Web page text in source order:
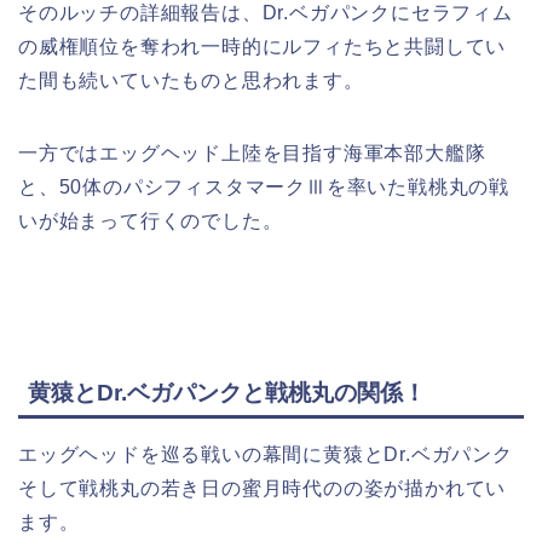
そのルッチの詳細報告は、Dr.ベガパンクにセラフィム
の威権順位を奪われ一時的にルフィたちと共闘してい
た間も続いていたものと思われます。
一方ではエッグヘッド上陸を目指す海軍本部大艦隊
と、50体のパシフィスタマークⅢを率いた戦桃丸の戦
いが始まって行くのでした。
黄猿とDr.ベガパンクと戦桃丸の関係！
エッグヘッドを巡る戦いの幕間に黄猿とDr.ベガパンク
そして戦桃丸の若き日の蜜月時代のの姿が描かれてい
ます。